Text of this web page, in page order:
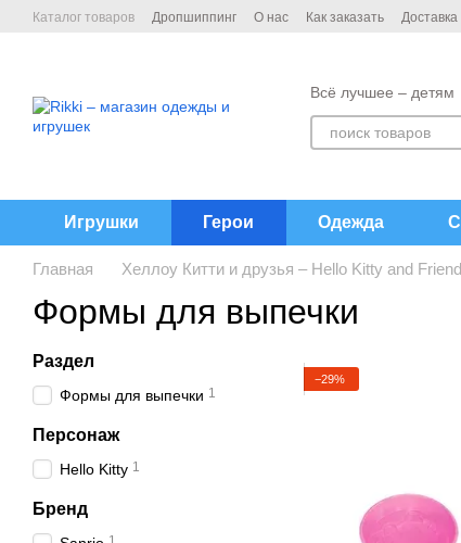
Перейти к основному контенту
Каталог товаров Дропшиппинг О нас Как заказать
Всё лучшее – детям
Игрушки Герои Одежда
Главная Хеллоу Китти и друзья – Hello Kitty and
Формы для выпечки
−29%
Раздел
Формы для выпечки 1
Персонаж
Hello Kitty 1
Бренд